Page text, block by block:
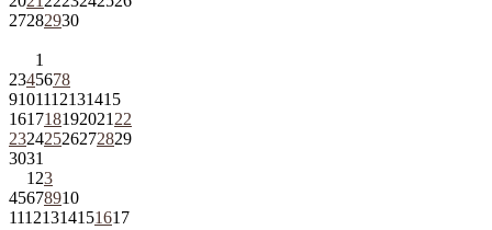
27282930
1
2345678
9101112131415
161718192021 22
23242526272829
3031
1 23
45678910
11121314151617